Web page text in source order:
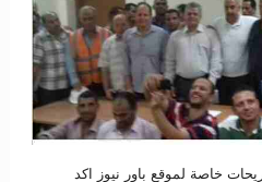
خاصة لموقع باور نيوز اكد